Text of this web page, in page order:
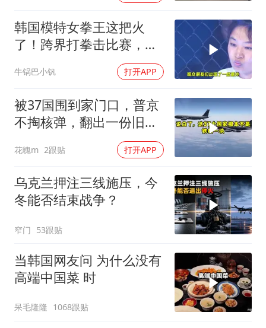
韩国模特女拳王这把火
了！跨界打拳击比赛，低
牛锅巴小钒 打开APP
被37国围到家门口，普京
不掏核弹，翻出一份旧合
花魄m 2跟贴 打开APP
乌克兰押注三线施压，今
冬能否结束战争？
窄门 53跟贴
当韩国网友问 为什么没有
高端中国菜 时
呆毛隆隆 1068跟贴